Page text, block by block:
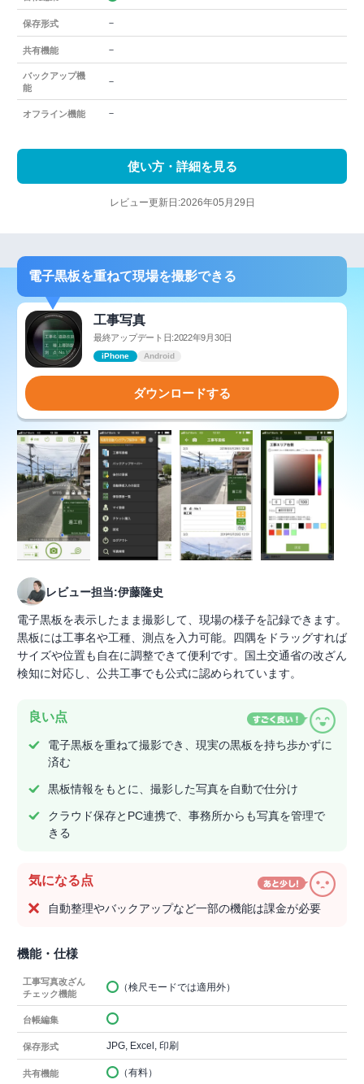
保存形式 －
共有機能 －
バックアップ機
能
－
オフライン機能 －
使い方・詳細を見る
レビュー更新日:2026年05月29日
電子黒板を重ねて現場を撮影できる
工事写真
最終アップデート日:2022年9月30日
iPhone Android
ダウンロードする
レビュー担当:伊藤隆史
電子黒板を表示したまま撮影して、現場の様子を記録できます。
黒板には工事名や工種、測点を入力可能。四隅をドラッグすれば
サイズや位置も自在に調整できて便利です。国土交通省の改ざん
検知に対応し、公共工事でも公式に認められています。
良い点
電子黒板を重ねて撮影でき、現実の黒板を持ち歩かずに
済む
黒板情報をもとに、撮影した写真を自動で仕分け
クラウド保存とPC連携で、事務所からも写真を管理で
きる
気になる点
自動整理やバックアップなど一部の機能は課金が必要
機能・仕様
工事写真改ざん
チェック機能
（検尺モードでは適用外）
台帳編集
保存形式 JPG, Excel, 印刷
共有機能 （有料）